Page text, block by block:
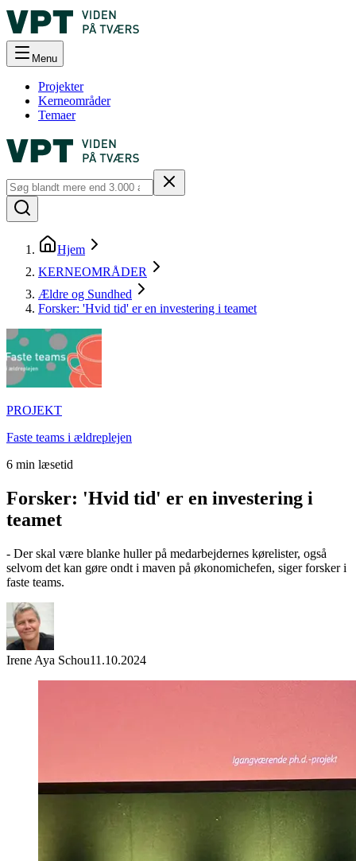
Menu
Projekter
Kerneområder
Temaer
Hjem
KERNEOMRÅDER
Ældre og Sundhed
Forsker: 'Hvid tid' er en investering i teamet
PROJEKT
Faste teams i ældreplejen
6 min læsetid
Forsker: 'Hvid tid' er en investering i
teamet
- Der skal være blanke huller på medarbejdernes kørelister, også
selvom det kan gøre ondt i maven på økonomichefen, siger forsker i
faste teams.
Irene Aya Schou11.10.2024